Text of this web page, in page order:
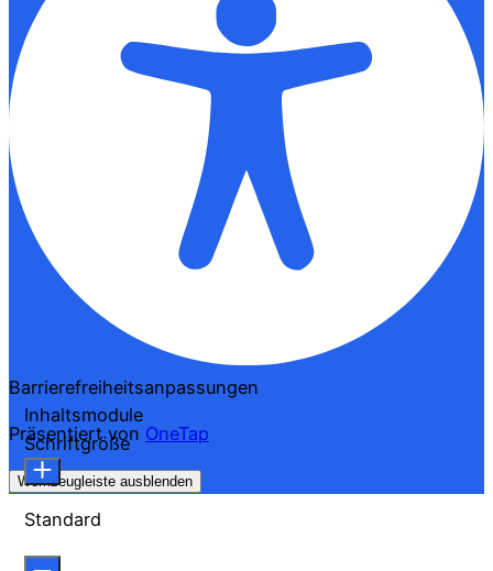
Barrierefreiheitsanpassungen
Präsentiert von OneTap
Werkzeugleiste ausblenden
Inhaltsmodule
Schriftgröße
Standard